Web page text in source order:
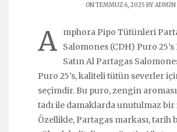
ON TEMMUZ 6, 2025 BYADMIN
A
mphora Pipo Tütünleri
Salomones (CDH) Puro 25’s
Satın Al Partagas
Puro 25’s, kaliteli tütün severler
seçimdir. Bu puro, zengin
tadı ile damaklarda unutulmaz bir
Özellikle, Partagas markası, tarih